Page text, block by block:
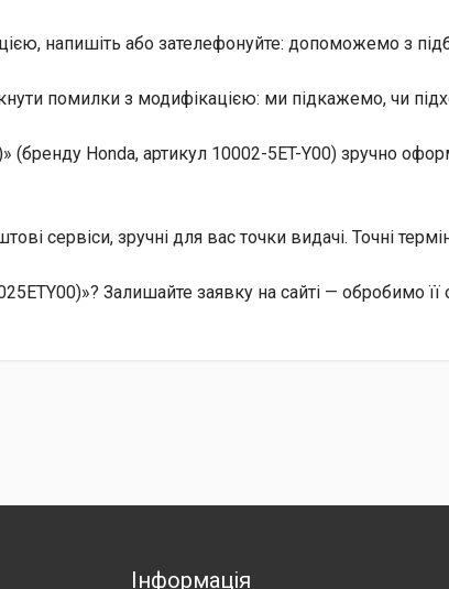
напишіть або зателефонуйте: допоможемо з
помилки з модифікацією: ми підкажемо, чи
(бренду Honda, артикул 10002-5ET-Y00) зручно
сервіси, зручні для вас точки видачі. Точні
Залишайте заявку на сайті — обробимо
Інформація